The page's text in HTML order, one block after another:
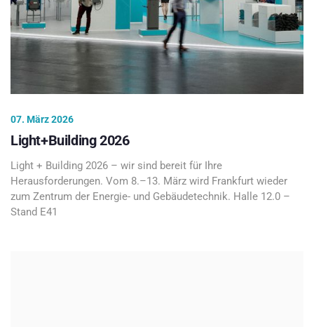
07. März 2026
Light+Building 2026
Light + Building 2026 – wir sind bereit für Ihre
Herausforderungen. Vom 8.–13. März wird Frankfurt wieder
zum Zentrum der Energie- und Gebäudetechnik. Halle 12.0 –
Stand E41